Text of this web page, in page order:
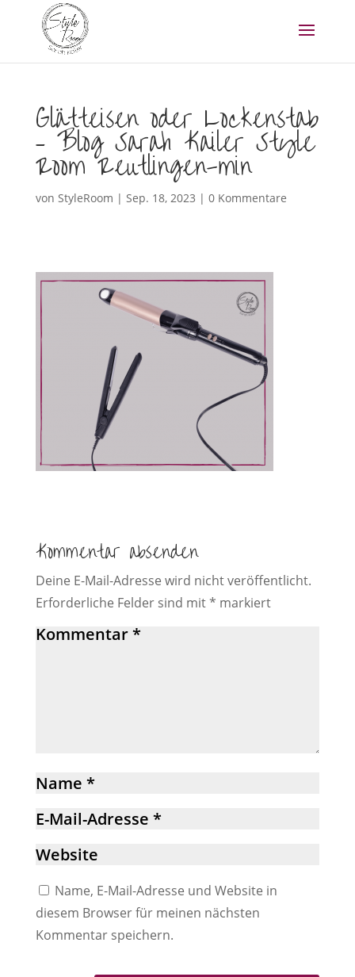
Glätteisen oder Lockenstab
– Blog Sarah Kailer Style
Room Reutlingen-min
von StyleRoom | Sep. 18, 2023 | 0 Kommentare
Kommentar absenden
Deine E-Mail-Adresse wird nicht veröffentlicht.
Erforderliche Felder sind mit* markiert
Name, E-Mail-Adresse und Website in
diesem Browser für meinen nächsten
Kommentar speichern.